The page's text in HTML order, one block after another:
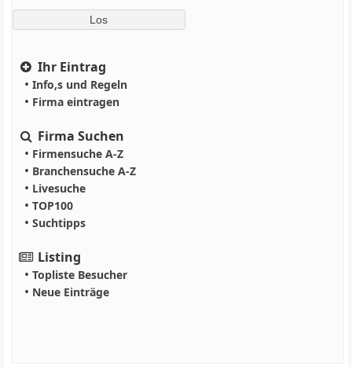
Ihr Eintrag
• Info,s und Regeln
• Firma eintragen
Firma Suchen
• Firmensuche A-Z
• Branchensuche A-Z
• Livesuche
• TOP100
• Suchtipps
Listing
• Topliste Besucher
• Neue Einträge